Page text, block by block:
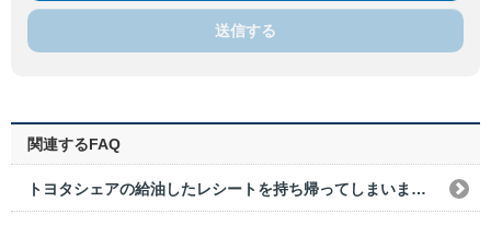
送信する
関連するFAQ
トヨタシェアの給油したレシートを持ち帰ってしまいました。どうすればいいですか？